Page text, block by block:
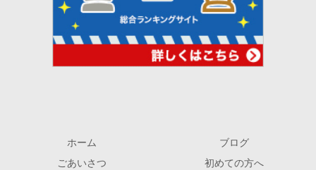
ホーム
ブログ
ごあいさつ
初めての方へ